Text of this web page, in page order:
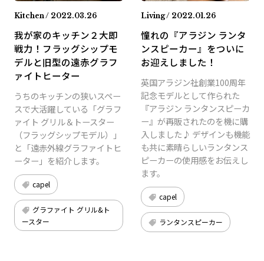
Kitchen / 2022.03.26
我が家のキッチン２大即
戦力！フラッグシップモ
デルと旧型の遠赤グラフ
ァイトヒーター
うちのキッチンの狭いスペー
スで大活躍している「グラフ
ァイト グリル＆トースター
（フラッグシップモデル）」
と「遠赤外線グラファイトヒ
ーター」を紹介します。
capel
グラファイト グリル&ト
ースター
Living / 2022.01.26
憧れの『アラジン ランタ
ンスピーカー』をついに
お迎えしました！
英国アラジン社創業100周年
記念モデルとして作られた
『アラジン ランタンスピーカ
ー』が再販されたのを機に購
入しました♪ デザインも機能
も共に素晴らしいランタンス
ピーカーの使用感をお伝えし
ます。
capel
ランタンスピーカー